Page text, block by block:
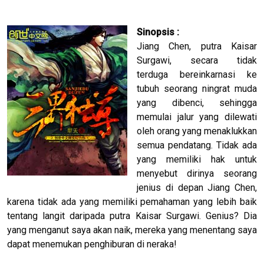
Sinopsis :
Jiang Chen, putra Kaisar
Surgawi, secara tidak
terduga bereinkarnasi ke
tubuh seorang ningrat muda
yang dibenci, sehingga
memulai jalur yang dilewati
oleh orang yang menaklukkan
semua pendatang. Tidak ada
yang memiliki hak untuk
menyebut dirinya seorang
jenius di depan Jiang Chen,
karena tidak ada yang memiliki pemahaman yang lebih baik
tentang langit daripada putra Kaisar Surgawi. Genius? Dia
yang menganut saya akan naik, mereka yang menentang saya
dapat menemukan penghiburan di neraka!